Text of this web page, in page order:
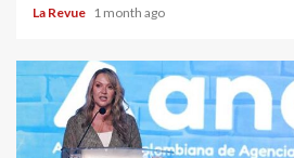
La Revue 1 month ago